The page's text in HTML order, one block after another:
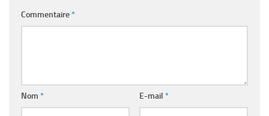
Commentaire*
Nom * E-mail *